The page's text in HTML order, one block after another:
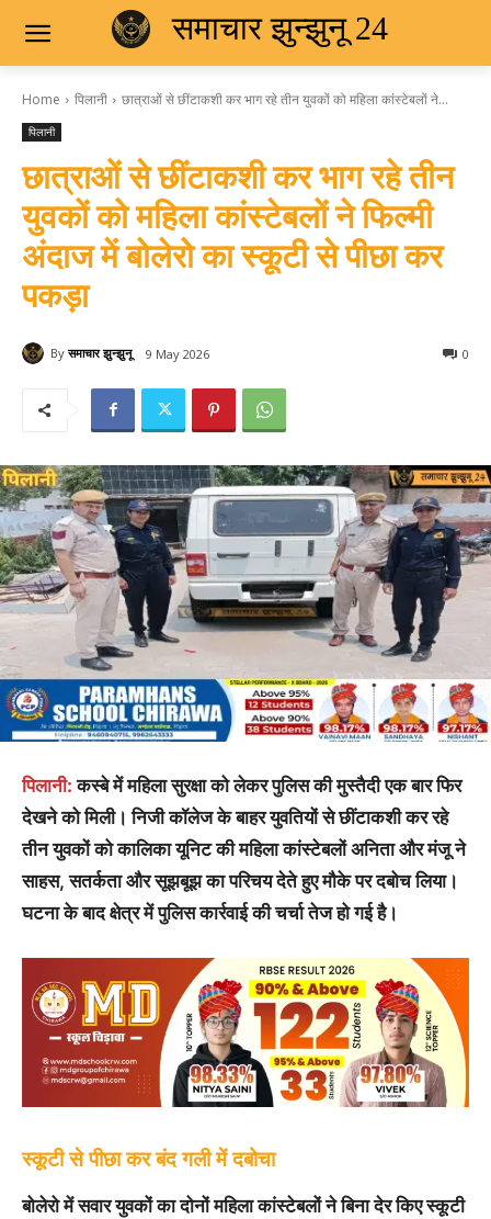
समाचार झुन्झुनू 24
Home पिलानी छात्राओं से छींटाकशी कर भाग रहे तीन युवकों को महिला कांस्टेबलों ने...
पिलानी
छात्राओं से छींटाकशी कर भाग रहे तीन
युवकों को महिला कांस्टेबलों ने फिल्मी
अंदाज में बोलेरो का स्कूटी से पीछा कर
पकड़ा
By समाचार झुन्झुनू 9 May 2026 0
पिलानी: कस्बे में महिला सुरक्षा को लेकर पुलिस की मुस्तैदी एक बार फिर
देखने को मिली। निजी कॉलेज के बाहर युवतियों से छींटाकशी कर रहे
तीन युवकों को कालिका यूनिट की महिला कांस्टेबलों अनिता और मंजू ने
साहस, सतर्कता और सूझबूझ का परिचय देते हुए मौके पर दबोच लिया।
घटना के बाद क्षेत्र में पुलिस कार्रवाई की चर्चा तेज हो गई है।
स्कूटी से पीछा कर बंद गली में दबोचा
बोलेरो में सवार युवकों का दोनों महिला कांस्टेबलों ने बिना देर किए स्कूटी